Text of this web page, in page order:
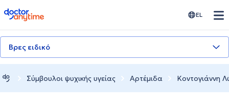
doctoranytime EL
Βρες ειδικό
Σύμβουλοι ψυχικής υγείας Αρτέμιδα Κοντογιάννη